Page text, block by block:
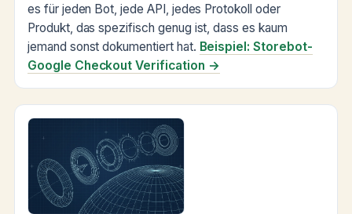
es für jeden Bot, jede API, jedes Protokoll oder
Produkt, das spezifisch genug ist, dass es kaum
jemand sonst dokumentiert hat. Beispiel: Storebot-
Google Checkout Verification →